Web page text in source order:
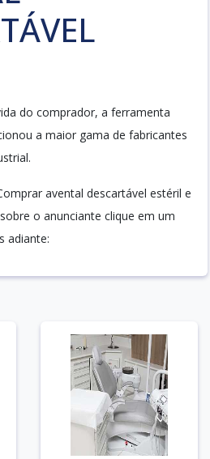
do comprador, a ferramenta
a maior gama de fabricantes
avental descartável estéril e
o anunciante clique em um
adiante: